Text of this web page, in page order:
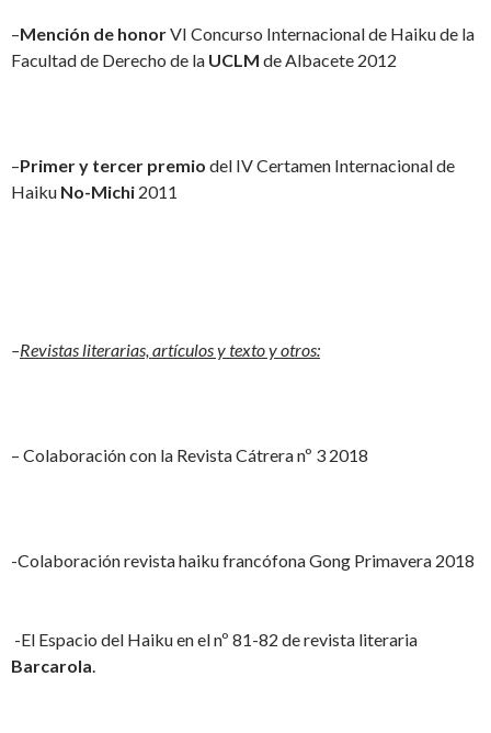
–Mención de honorVI Concurso Internacional de Haiku de la
Facultad de Derecho de la UCLM de Albacete 2012
–Primer y tercer premio del IV Certamen Internacional de
Haiku No-Michi 2011
–Revistas literarias, artículos y texto y otros:
– Colaboración con la Revista Cátrera nº 3 2018
-Colaboración revista haiku francófona Gong Primavera 2018
-El Espacio del Haiku en el nº 81-82 de revista literaria
Barcarola.